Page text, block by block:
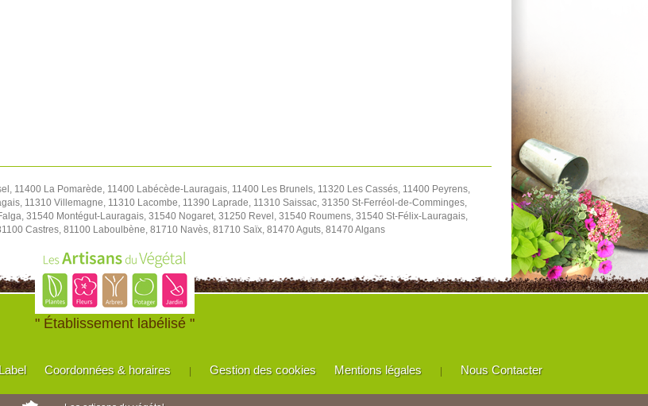
11400 La Pomarède, 11400 Labécède-Lauragais, 11400 Les Brunels, 11320 Les Cassés, 11400 Peyrens,
11310 Villemagne, 11310 Lacombe, 11390 Laprade, 11310 Saissac, 31350 St-Ferréol-de-Comminges,
31540 Montégut-Lauragais, 31540 Nogaret, 31250 Revel, 31540 Roumens, 31540 St-Félix-Lauragais,
Castres, 81100 Laboulbène, 81710 Navès, 81710 Saïx, 81470 Aguts, 81470 Algans
" Établissement labélisé "
Coordonnées & horaires | Gestion des cookies Mentions légales | Nous Contacter